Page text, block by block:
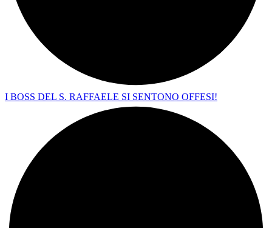
I BOSS DEL S. RAFFAELE SI SENTONO OFFESI!